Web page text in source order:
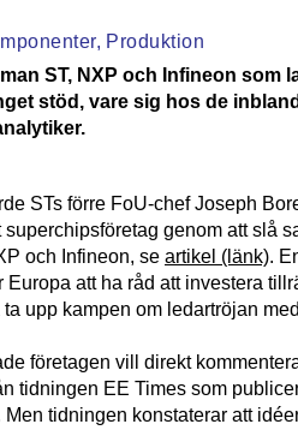
Produktion
ST, NXP och Infineon som
stöd, vare sig hos de
STs förre FoU-chef Joseph
genom att slå
och Infineon, se artikel (länk).
Europa att ha råd att investera
upp kampen om ledartröjan
företagen vill direkt
tidningen EE Times som
tidningen konstaterar att